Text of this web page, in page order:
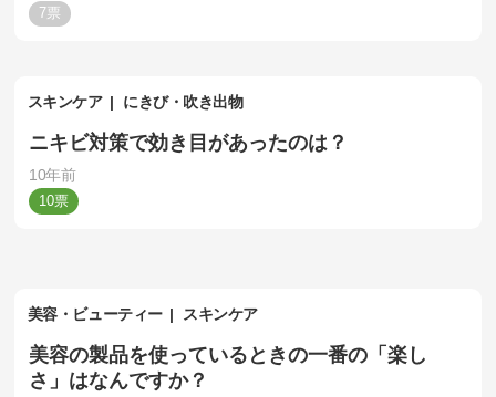
7
スキンケア にきび・吹き出物
ニキビ対策で効き目があったのは？
10年前
10
美容・ビューティー スキンケア
美容の製品を使っているときの一番の「楽し
さ」はなんですか？